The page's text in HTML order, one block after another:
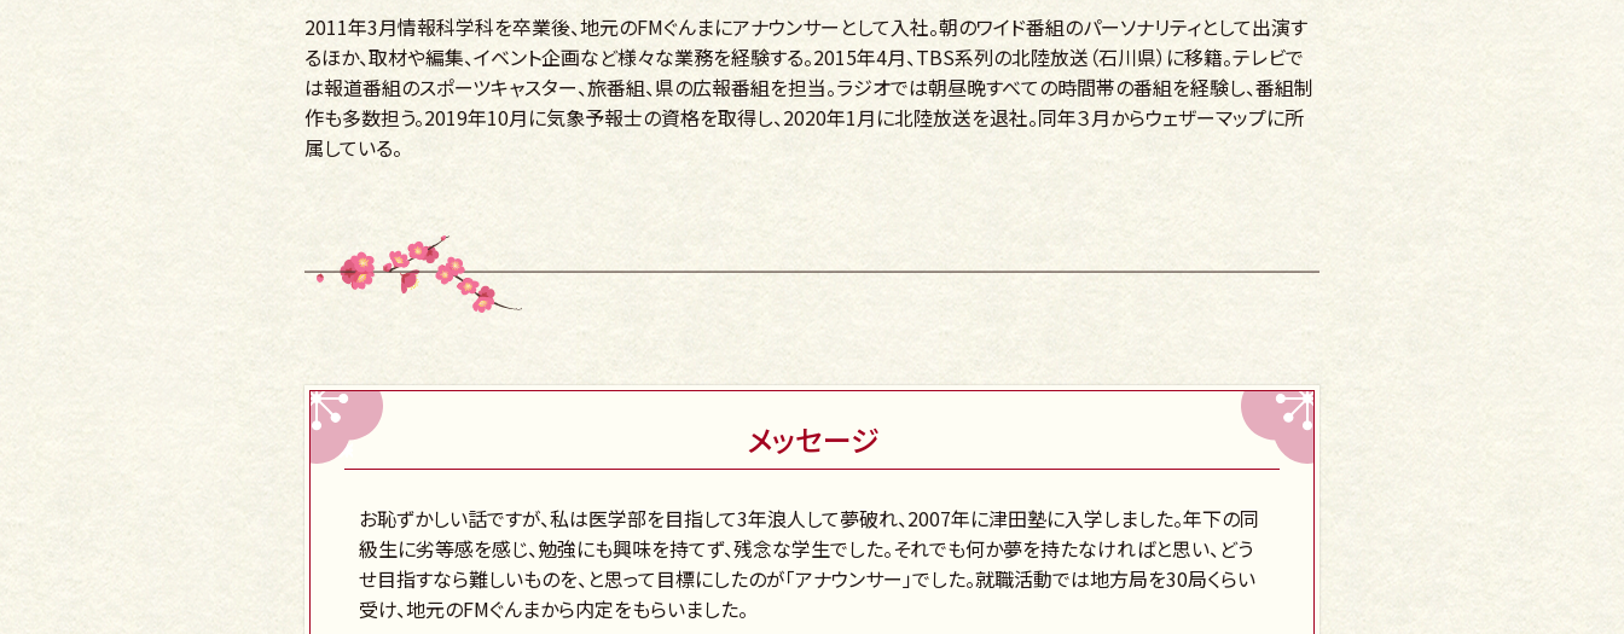
2011年3月情報科学科を卒業後、地元のFMぐんまにアナウンサーとして入社。朝のワイド番組のパーソナリティとして出演す
るほか、取材や編集、イベント企画など様々な業務を経験する。2015年4月、TBS系列の北陸放送（石川県）に移籍。テレビで
は報道番組のスポーツキャスター、旅番組、県の広報番組を担当。ラジオでは朝昼晩すべての時間帯の番組を経験し、番組制
作も多数担う。2019年10月に気象予報士の資格を取得し、2020年1月に北陸放送を退社。同年３月からウェザーマップに所
属している。
メッセージ
お恥ずかしい話ですが、私は医学部を目指して3年浪人して夢破れ、2007年に津田塾に入学しました。年下の同
級生に劣等感を感じ、勉強にも興味を持てず、残念な学生でした。それでも何か夢を持たなければと思い、どう
せ目指すなら難しいものを、と思って目標にしたのが「アナウンサー」でした。就職活動では地方局を30局くらい
受け、地元のFMぐんまから内定をもらいました。